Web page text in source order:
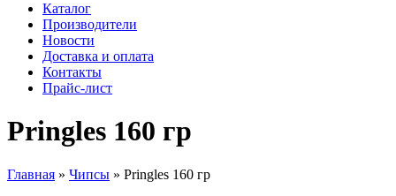
Каталог
Производители
Новости
Доставка и оплата
Контакты
Прайс-лист
Pringles 160 гр
Главная » Чипсы » Pringles 160 гр